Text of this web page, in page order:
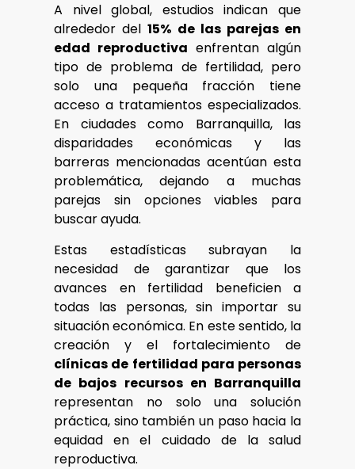
A nivel global, estudios indican que
alrededor del15% de las parejas en
edad reproductiva enfrentan algún
tipo de problema de fertilidad, pero
solo una pequeña fracción tiene
acceso a tratamientos especializados.
En ciudades como Barranquilla, las
disparidades económicas y las
barreras mencionadas acentúan esta
problemática, dejando a muchas
parejas sin opciones viables para
buscar ayuda.
Estas estadísticas subrayan la
necesidad de garantizar que los
avances en fertilidad beneficien a
todas las personas, sin importar su
situación económica. En este sentido, la
creación y el fortalecimiento de
clínicas de fertilidad para personas
de bajos recursos en Barranquilla
representan no solo una solución
práctica, sino también un paso hacia la
equidad en el cuidado de la salud
reproductiva.